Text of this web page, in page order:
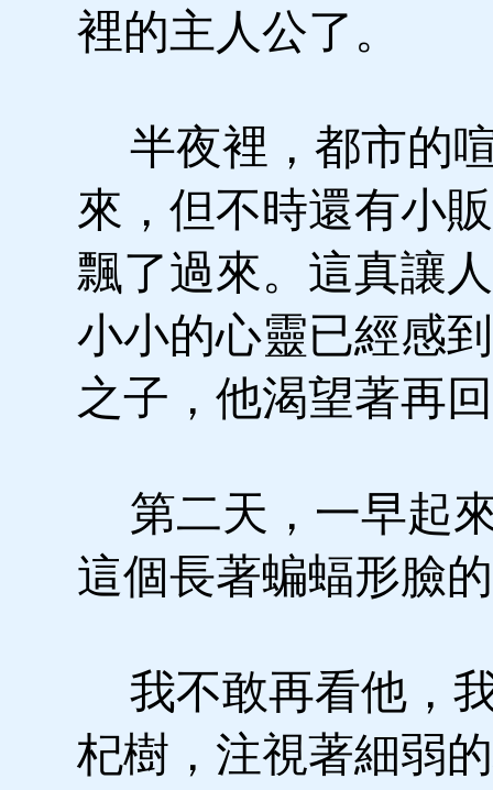
裡的主人公了。
半夜裡，都市的
來，但不時還有小
飄了過來。這真讓
小小的心靈已經感
之子，他渴望著再
第二天，一早起
這個長著蝙蝠形臉
我不敢再看他，
杞樹，注視著細弱